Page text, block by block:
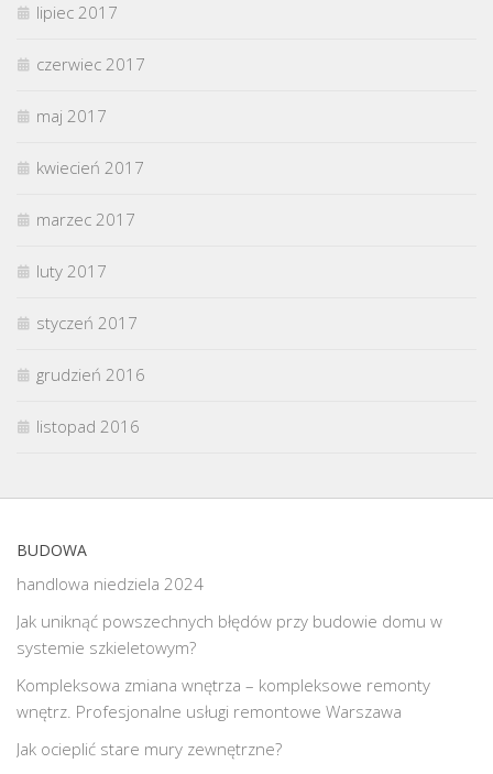
lipiec 2017
czerwiec 2017
maj 2017
kwiecień 2017
marzec 2017
luty 2017
styczeń 2017
grudzień 2016
listopad 2016
BUDOWA
handlowa niedziela 2024
Jak uniknąć powszechnych błędów przy budowie domu w
systemie szkieletowym?
Kompleksowa zmiana wnętrza – kompleksowe remonty
wnętrz. Profesjonalne usługi remontowe Warszawa
Jak ocieplić stare mury zewnętrzne?